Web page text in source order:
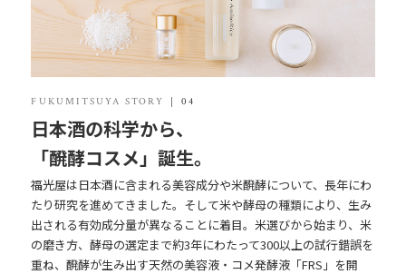
FUKUMITSUYA STORY 04
日本酒の科学から、
「醗酵コスメ」誕生。
福光屋は日本酒に含まれる美容成分や米醗酵について、長年にわ
たり研究を進めてきました。そして米や酵母の種類により、生み
出される有効成分量が異なることに着目。米選びから始まり、米
の磨き方、酵母の選定まで約3年にわたって300以上の試行錯誤を
重ね、醗酵が生み出す天然の美容液・コメ発酵液「FRS」を開